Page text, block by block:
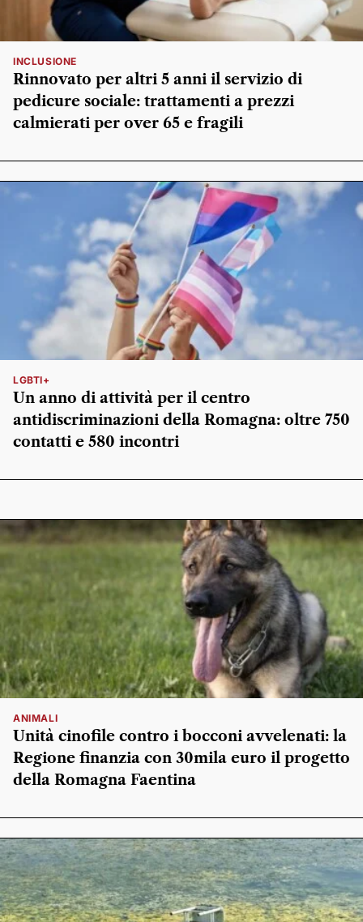
INCLUSIONE
Rinnovato per altri 5 anni il servizio di
pedicure sociale: trattamenti a prezzi
calmierati per over 65 e fragili
LGBTI+
Un anno di attività per il centro
antidiscriminazioni della Romagna: oltre 750
contatti e 580 incontri
ANIMALI
Unità cinofile contro i bocconi avvelenati: la
Regione finanzia con 30mila euro il progetto
della Romagna Faentina